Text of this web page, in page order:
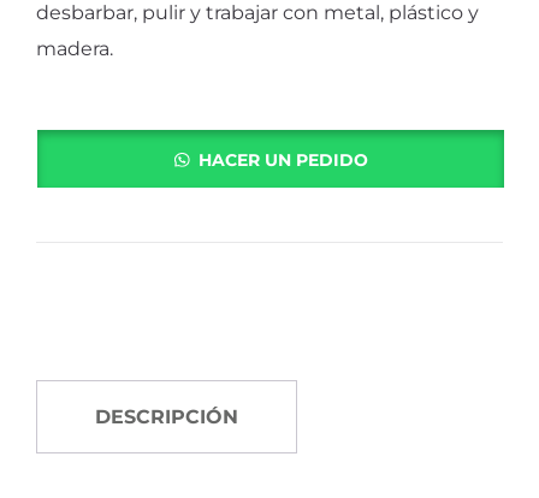
desbarbar, pulir y trabajar con metal, plástico y
madera.
HACER UN PEDIDO
DESCRIPCIÓN